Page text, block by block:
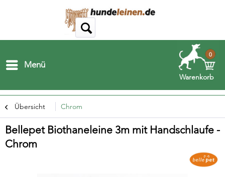
Menü
Warenkorb
0
Übersicht Chrom
Bellepet Biothaneleine 3m mit Handschlaufe -
Chrom